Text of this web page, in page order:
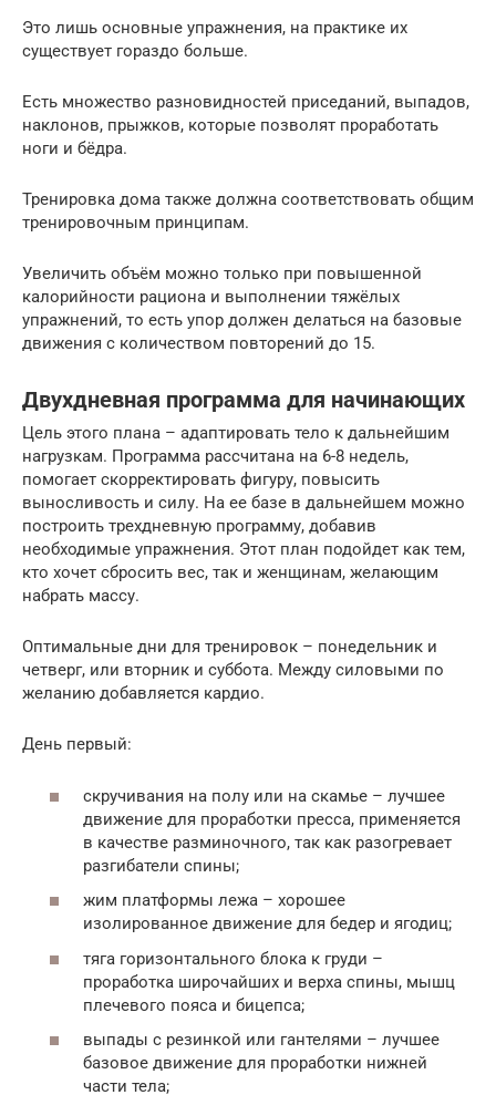
Это лишь основные упражнения, на практике их
существует гораздо больше.
Есть множество разновидностей приседаний, выпадов,
наклонов, прыжков, которые позволят проработать
ноги и бёдра.
Тренировка дома также должна соответствовать общим
тренировочным принципам.
Увеличить объём можно только при повышенной
калорийности рациона и выполнении тяжёлых
упражнений, то есть упор должен делаться на базовые
движения с количеством повторений до 15.
Двухдневная программа для начинающих
Цель этого плана – адаптировать тело к дальнейшим
нагрузкам. Программа рассчитана на 6-8 недель,
помогает скорректировать фигуру, повысить
выносливость и силу. На ее базе в дальнейшем можно
построить трехдневную программу, добавив
необходимые упражнения. Этот план подойдет как тем,
кто хочет сбросить вес, так и женщинам, желающим
набрать массу.
Оптимальные дни для тренировок – понедельник и
четверг, или вторник и суббота. Между силовыми по
желанию добавляется кардио.
День первый:
скручивания на полу или на скамье – лучшее
движение для проработки пресса, применяется
в качестве разминочного, так как разогревает
разгибатели спины;
жим платформы лежа – хорошее
изолированное движение для бедер и ягодиц;
тяга горизонтального блока к груди –
проработка широчайших и верха спины, мышц
плечевого пояса и бицепса;
выпады с резинкой или гантелями – лучшее
базовое движение для проработки нижней
части тела;